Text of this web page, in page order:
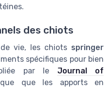
des chiots
vie, les chiots springer
spécifiques pour bien
par le Journal of
que les apports en